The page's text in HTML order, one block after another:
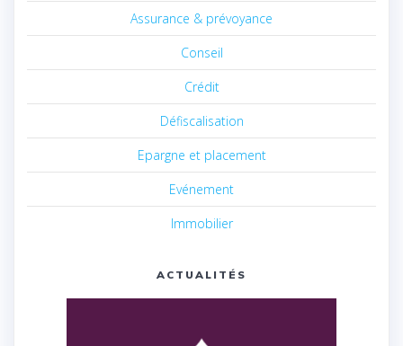
Assurance & prévoyance
Conseil
Crédit
Défiscalisation
Epargne et placement
Evénement
Immobilier
ACTUALITÉS